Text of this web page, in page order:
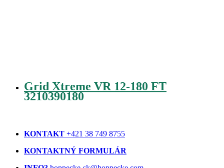
Grid Xtreme VR 12-180 FT
3210390180
KONTAKT +421 38 749 8755
KONTAKTNÝ FORMULÁR